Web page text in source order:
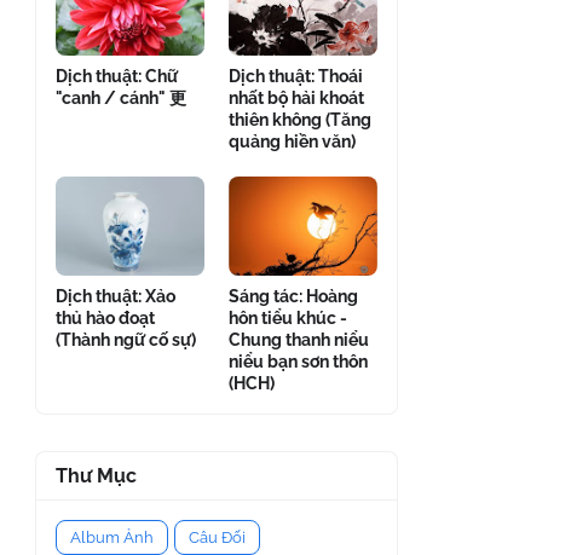
Dịch thuật: Chữ
"canh / cánh" 更
Dịch thuật: Thoái
nhất bộ hải khoát
thiên không (Tăng
quảng hiền văn)
Dịch thuật: Xảo
thủ hào đoạt
(Thành ngữ cố sự)
Sáng tác: Hoàng
hôn tiểu khúc -
Chung thanh niểu
niểu bạn sơn thôn
(HCH)
Thư Mục
Album Ảnh Câu Đối